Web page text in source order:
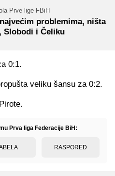
Prve lige FBiH
problemima, ništa
Slobodi i Čeliku
0:1.
veliku šansu za 0:2.
Prva liga Federacije BiH:
RASPORED